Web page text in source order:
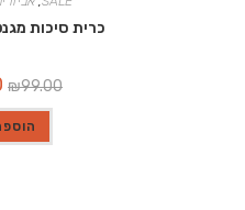
כרית סיכות
₪99.00